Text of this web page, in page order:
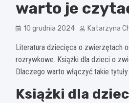
warto je
10 grudnia 2024 Katarzyna
Literatura dziecięca o zwierzętach
rozrywkowe. Książki dla dzieci o
Dlaczego warto włączyć takie
Książki dla